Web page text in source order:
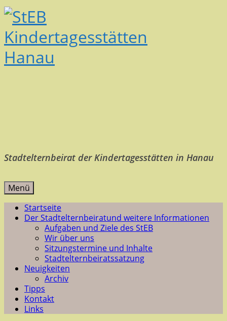
Stadtelternbeirat der Kindertagesstätten in Hanau
Menü
Startseite
Der Stadtelternbeiratund weitere Informationen
Aufgaben und Ziele des StEB
Wir über uns
Sitzungstermine und Inhalte
Stadtelternbeiratssatzung
Neuigkeiten
Archiv
Tipps
Kontakt
Links